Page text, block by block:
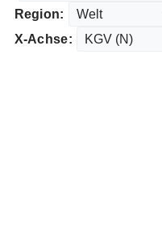
Region:
X-Achse: